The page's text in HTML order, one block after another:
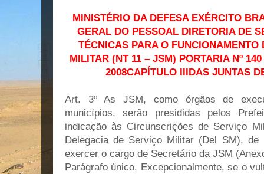
MINISTÉRIO DA DEFESA EXÉRCITO
GERAL DO PESSOAL DIRETORIA DE
TÉCNICAS PARA O FUNCIONAMENTO
MILITAR (NT 11 – JSM) PORTARIA Nº
2008CAPÍTULO IIIDAS JUNTAS
Art. 3º As JSM, como órgãos de
municípios, serão presididas pelos
indicação às Circunscrições de Serviço
Delegacia de Serviço Militar (Del SM), de
exercer o cargo de Secretário da JSM
Parágrafo único. Excepcionalmente, se o